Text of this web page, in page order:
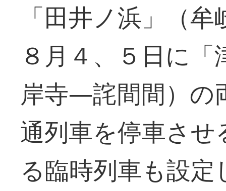
「田井ノ浜」（
８月４、５日に
岸寺―詫間間）の
通列車を停車さ
る臨時列車も設定